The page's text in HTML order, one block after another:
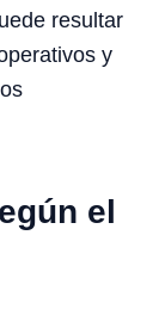
resultar
y
el